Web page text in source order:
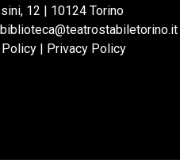
12 | 10124 Torino
| Privacy Policy